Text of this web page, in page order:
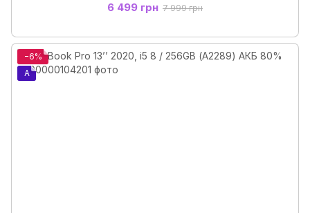
6 499 грн 7 999 грн
−6%
A